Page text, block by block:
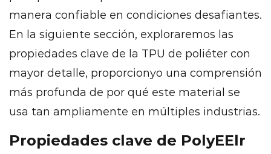
técnicas
de
procesamiento
20
Conclusión
manera confiable en condiciones desafiantes.
En la siguiente sección, exploraremos las
propiedades clave de la TPU de poliéter con
mayor detalle, proporcionyo una comprensión
más profunda de por qué este material se
usa tan ampliamente en múltiples industrias.
Propiedades clave de PolyEElr